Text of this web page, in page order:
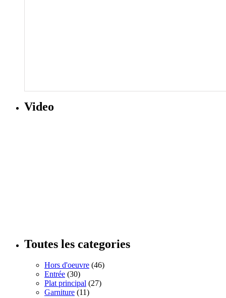
Video
Toutes les categories
Hors d'oeuvre (46)
Entrée (30)
Plat principal (27)
Garniture (11)